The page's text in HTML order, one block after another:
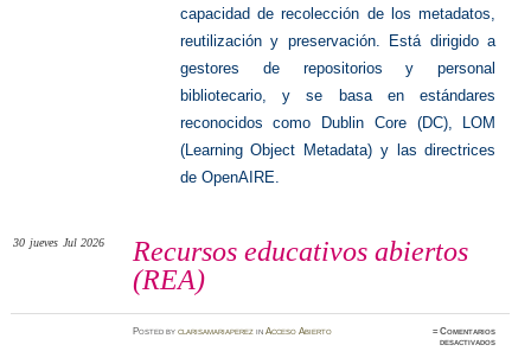
capacidad de recolección de los metadatos,
reutilización y preservación. Está dirigido a
gestores de repositorios y personal
bibliotecario, y se basa en estándares
reconocidos como Dublin Core (DC), LOM
(Learning Object Metadata) y las directrices
de OpenAIRE.
Recursos educativos abiertos
(REA)
30 jueves Jul 2026
Postedbyclarisamariaperez inAcceso Abierto ≈Comentarios
desactivadosen